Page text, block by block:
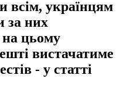
всім, українцям
за них
на цьому
вистачатиме
- у статті